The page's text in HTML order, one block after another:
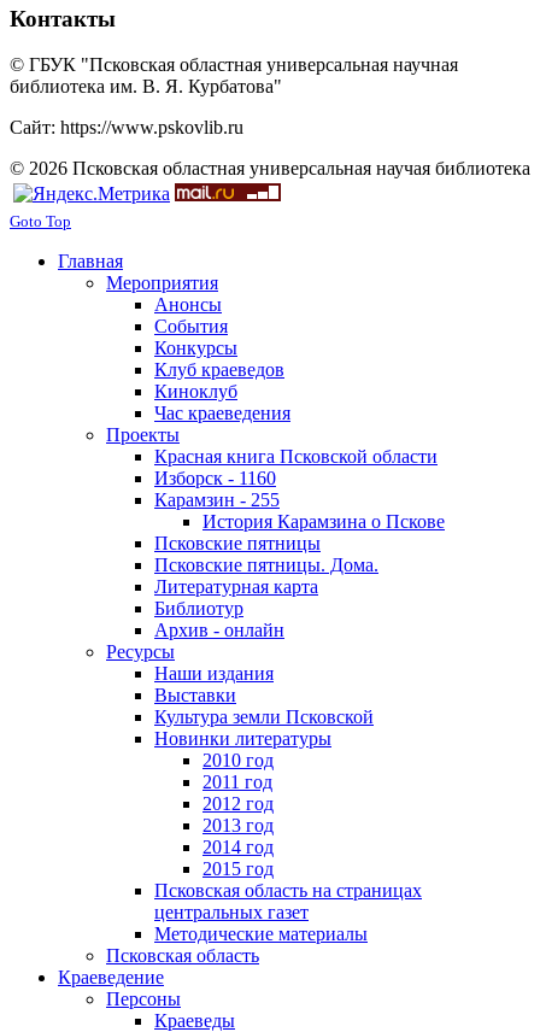
Контакты
© ГБУК "Псковская областная универсальная научная
библиотека им. В. Я. Курбатова"
Сайт: https://www.pskovlib.ru
© 2026 Псковская областная универсальная научая библиотека
Goto Top
Главная
Мероприятия
Анонсы
События
Конкурсы
Клуб краеведов
Киноклуб
Час краеведения
Проекты
Красная книга Псковской области
Изборск - 1160
Карамзин - 255
История Карамзина о Пскове
Псковские пятницы
Псковские пятницы. Дома.
Литературная карта
Библиотур
Архив - онлайн
Ресурсы
Наши издания
Выставки
Культура земли Псковской
Новинки литературы
2010 год
2011 год
2012 год
2013 год
2014 год
2015 год
Псковская область на страницах
центральных газет
Методические материалы
Псковская область
Краеведение
Персоны
Краеведы